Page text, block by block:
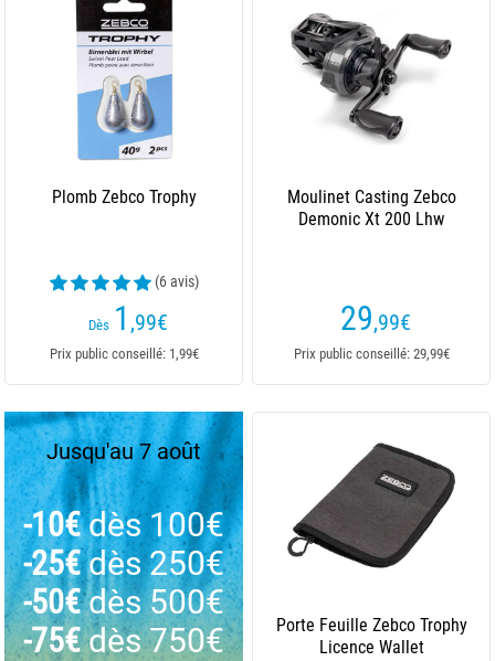
Plomb Zebco Trophy
(6 avis)
Dès 1 ,99€
Prix public conseillé: 1,99€
Moulinet Casting Zebco
Demonic Xt 200 Lhw
29,99€
Prix public conseillé: 29,99€
Jusqu'au 7 août
-10€ dès 100€
-25€ dès 250€
-50€ dès 500€
-75€ dès 750€
Porte Feuille Zebco Trophy
Licence Wallet